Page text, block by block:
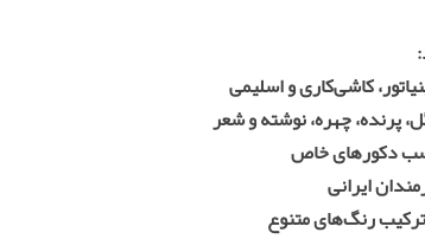
کاشی‌کاری و اسلیمی
پرنده، چهره، نوشته و شعر
دکورهای خاص
ایرانی
رنگ‌های متنوع